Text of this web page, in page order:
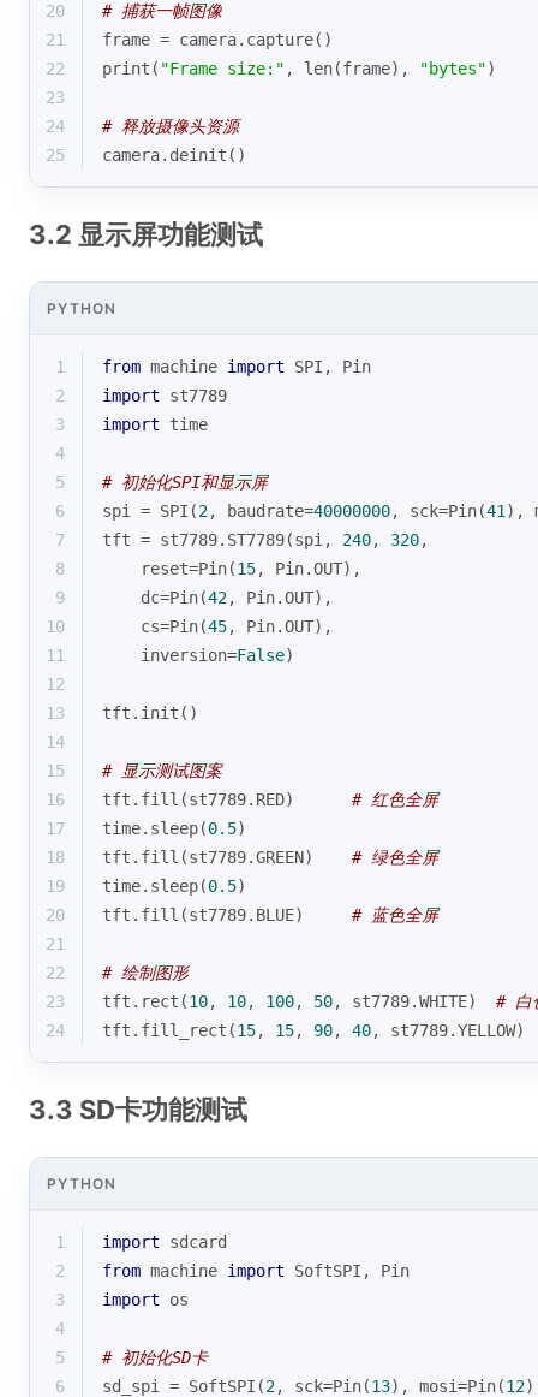
20
# 捕获一帧图像
21
frame = camera.capture()
22
print ( "Frame size:" , len(frame), "bytes")
23
24
# 释放摄像头资源
25
camera.deinit()
3.2 显示屏功能测试
PYTHON
1 from machine import SPI, Pin
2
import st7789
3
import time
4
5
# 初始化SPI和显示屏
6
spi = SPI(2, baudrate=40000000, sck=Pin(41 ),
7
tft = st7789.ST7789(spi, 240, 320,
8
    reset=Pin(
15, Pin.OUT),
9
    dc=Pin(
42, Pin.OUT),
10
    cs=Pin(
45, Pin.OUT),
11
    inversion=
False)
12
13
tft.init()
14
15
# 显示测试图案
16
tft.fill(st7789.RED) # 红色全屏
17
time.sleep(0.5)
18
tft.fill(st7789.GREEN) # 绿色全屏
19
time.sleep(0.5)
20
tft.fill(st7789.BLUE) # 蓝色全屏
21
22
# 绘制图形
23
tft.rect(10, 10, 100, 50, st7789.WHITE) # 白
24
tft.fill_rect(15, 15, 90, 40,
3.3 SD卡功能测试
PYTHON
1 import sdcard
2
from machine import SoftSPI, Pin
3
import os
4
5
# 初始化SD卡
6
sd_spi = SoftSPI(2, sck=Pin(13), mosi=Pin(12